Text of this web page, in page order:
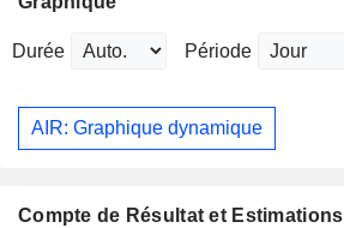
Durée Période
AIR: Graphique dynamique
Compte de Résultat et Estimations